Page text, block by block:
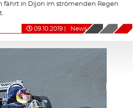
fährt in Dijon im strömenden Regen
09.10.2019 News